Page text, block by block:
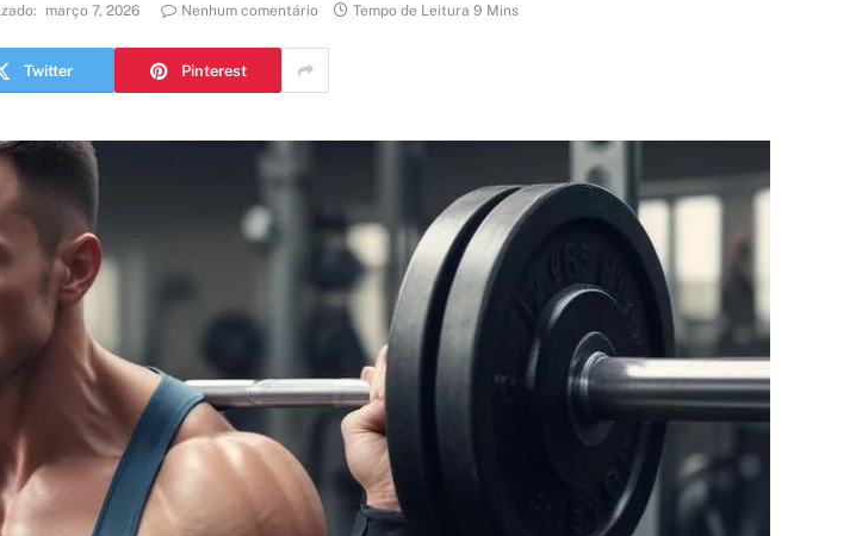
março 7, 2026 Nenhum comentário Tempo de Leitura 9 Mins
Twitter Pinterest